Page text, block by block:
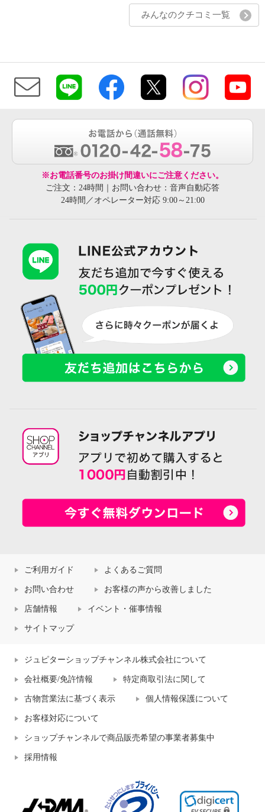
みんなのクチコミ一覧
※お電話番号のお掛け間違いにご注意ください。
ご注文：24時間｜お問い合わせ：音声自動応答
24時間／オペレーター対応 9:00～21:00
ご利用ガイド よくあるご質問
お問い合わせ お客様の声から改善しました
店舗情報 イベント・催事情報
サイトマップ
ジュピターショップチャンネル株式会社について
会社概要/免許情報 特定商取引法に関して
古物営業法に基づく表示 個人情報保護について
お客様対応について
ショップチャンネルで商品販売希望の事業者募集中
採用情報